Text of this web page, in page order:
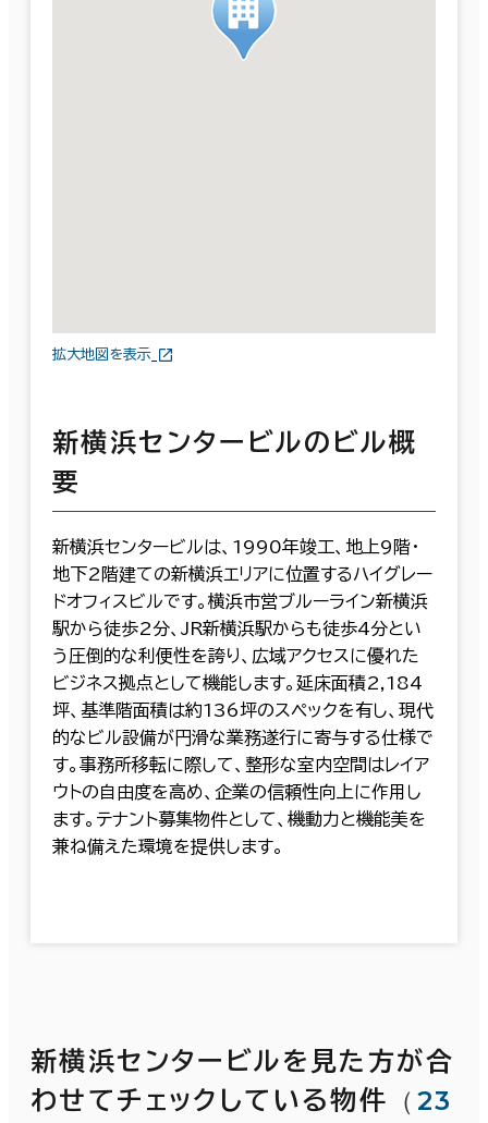
拡大地図を表示
新横浜センタービルのビル概
要
新横浜センタービルは、1990年竣工、地上9階・
地下2階建ての新横浜エリアに位置するハイグレー
ドオフィスビルです。横浜市営ブルーライン新横浜
駅から徒歩2分、JR新横浜駅からも徒歩4分とい
う圧倒的な利便性を誇り、広域アクセスに優れた
ビジネス拠点として機能します。延床面積2,184
坪、基準階面積は約136坪のスペックを有し、現代
的なビル設備が円滑な業務遂行に寄与する仕様で
す。事務所移転に際して、整形な室内空間はレイア
ウトの自由度を高め、企業の信頼性向上に作用し
ます。テナント募集物件として、機動力と機能美を
兼ね備えた環境を提供します。
新横浜センタービルを見た方が合
わせてチェックしている物件
（ 23